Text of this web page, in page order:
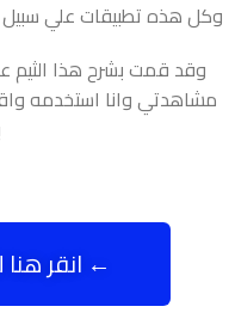
وكل هذه تطبيقات علي سبيل
وقد قمت بشرح هذا الثيم
مشاهدتي وانا استخدمه
← انقر